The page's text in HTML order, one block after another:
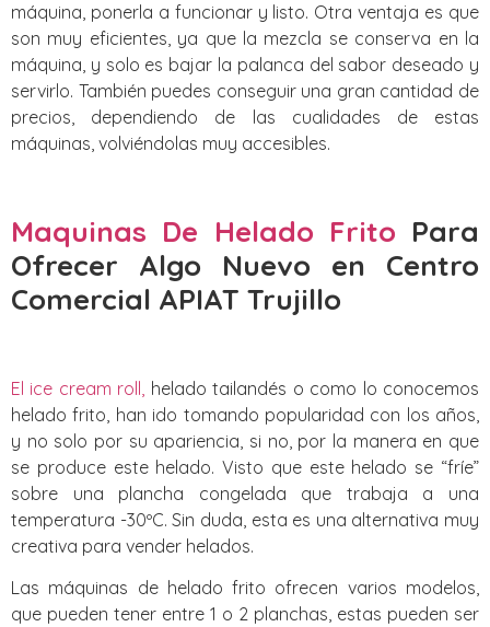
máquina, ponerla a funcionar y listo. Otra ventaja es que
son muy eficientes, ya que la mezcla se conserva en la
máquina, y solo es bajar la palanca del sabor deseado y
servirlo. También puedes conseguir una gran cantidad de
precios, dependiendo de las cualidades de estas
máquinas, volviéndolas muy accesibles.
Maquinas De Helado Frito Para
Ofrecer Algo Nuevo
en Centro
Comercial APIAT Trujillo
El ice cream roll, helado tailandés o como lo conocemos
helado frito, han ido tomando popularidad con los años,
y no solo por su apariencia, si no, por la manera en que
se produce este helado. Visto que este helado se “fríe”
sobre una plancha congelada que trabaja a una
temperatura -30ºC. Sin duda, esta es una alternativa muy
creativa para vender helados.
Las máquinas de helado frito ofrecen varios modelos,
que pueden tener entre 1 o 2 planchas, estas pueden ser